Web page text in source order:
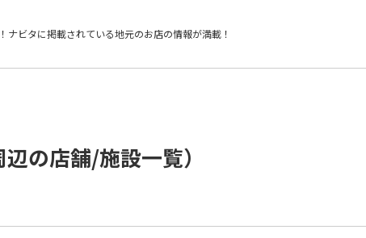
ナビタに掲載されている地元のお店の情報が満載！
の店舗/施設一覧）